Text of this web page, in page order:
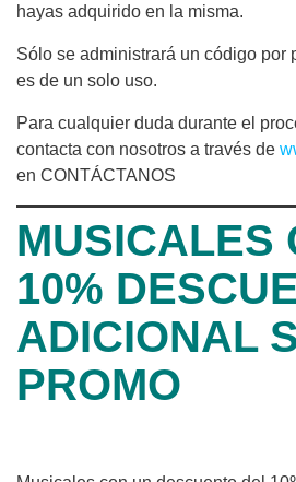
hayas adquirido en la misma.
Sólo se administrará un código por
es de un solo uso.
Para cualquier duda durante el
contacta con nosotros a través de
en CONTÁCTANOS
MUSICALES
10%
ADICIONAL
PROMO